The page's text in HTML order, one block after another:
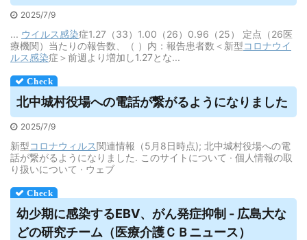
2025/7/9
... ウイルス感染症1.27（33）1.00（26）0.96（25） 定点（26医
療機関）当たりの報告数、（ ）内：報告患者数＜新型コロナウイ
ルス感染症＞前週より増加し1.27とな...
北中城村役場への電話が繋がるようになりました
2025/7/9
新型コロナウィルス関連情報（5月8日時点); 北中城村役場への電
話が繋がるようになりました. このサイトについて · 個人情報の取
り扱いについて · ウェブ
幼少期に感染するEBV、がん発症抑制 - 広島大な
どの研究チーム（医療介護ＣＢニュース）